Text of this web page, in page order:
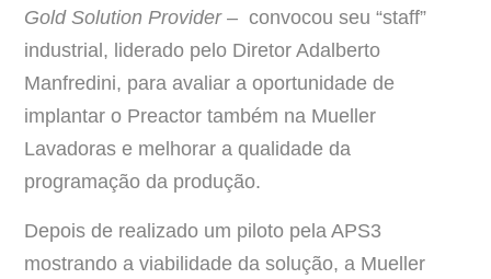
Gold Solution Provider– convocou seu “staff”
industrial, liderado pelo Diretor Adalberto
Manfredini, para avaliar a oportunidade de
implantar o Preactor também na Mueller
Lavadoras e melhorar a qualidade da
programação da produção.
Depois de realizado um piloto pela APS3
mostrando a viabilidade da solução, a Mueller